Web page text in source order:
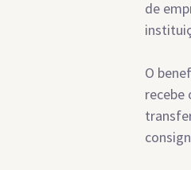
de
O
recebe